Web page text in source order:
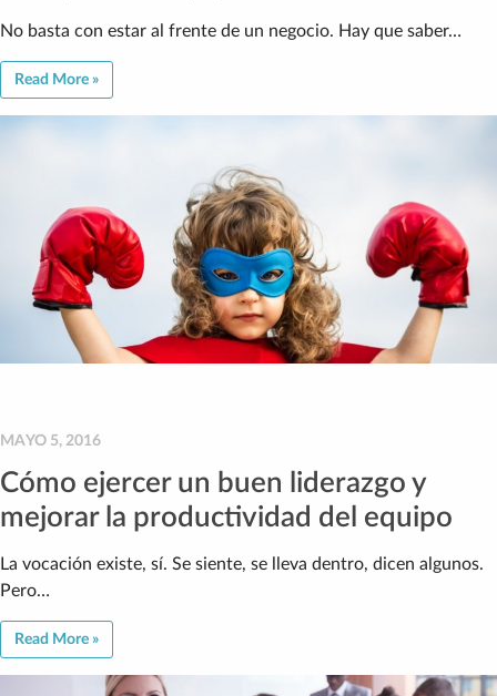
No basta con estar al frente de un negocio. Hay que saber…
Read More »
MAYO 5, 2016
Cómo ejercer un buen liderazgo y
mejorar la productividad del equipo
La vocación existe, sí. Se siente, se lleva dentro, dicen algunos.
Pero…
Read More »